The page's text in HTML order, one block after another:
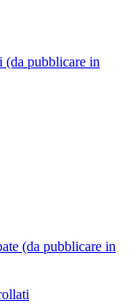
pubblicare in
(da pubblicare in